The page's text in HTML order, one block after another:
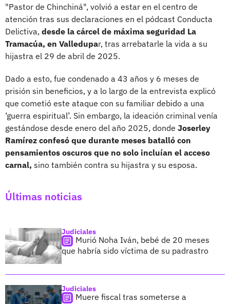
"Pastor de Chinchiná", volvió a estar en el centro de
atención tras sus declaraciones en el pódcast Conducta
Delictiva, desde la cárcel de máxima seguridad La
Tramacúa, en Valledupar, tras arrebatarle la vida a su
hijastra el 29 de abril de 2025.
Dado a esto, fue condenado a 43 años y 6 meses de
prisión sin beneficios, y a lo largo de la entrevista explicó
que cometió este ataque con su familiar debido a una
‘guerra espiritual’. Sin embargo, la ideación criminal venía
gestándose desde enero del año 2025, donde Joserley
Ramírez confesó que durante meses batalló con
pensamientos oscuros que no solo incluían el acceso
carnal, sino también contra su hijastra y su esposa.
Últimas noticias
Judiciales
Murió Noha Iván, bebé de 20 meses
que habría sido víctima de su padrastro
Judiciales
Muere fiscal tras someterse a